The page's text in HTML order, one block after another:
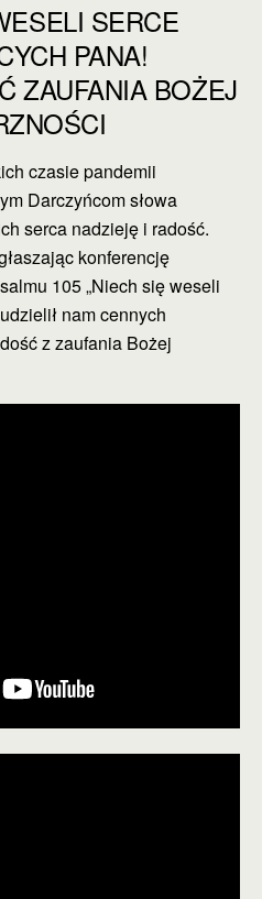
SERCE
PANA!
ZAUFANIA BOŻEJ
czasie pandemii
Darczyńcom słowa
serca nadzieję i radość.
konferencję
105 „Niech się weseli
nam cennych
z zaufania Bożej